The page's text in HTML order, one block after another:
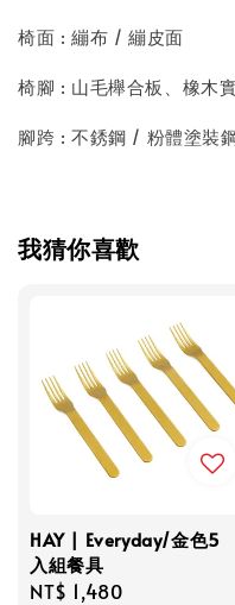
椅面 : 繃布 / 繃皮面
椅腳 : 山毛櫸合板、橡木
腳跨 : 不銹鋼 / 粉體塗裝
我猜你喜歡
HAY | Everyday/金色5
入組餐具
Regular
NT$ 1,480